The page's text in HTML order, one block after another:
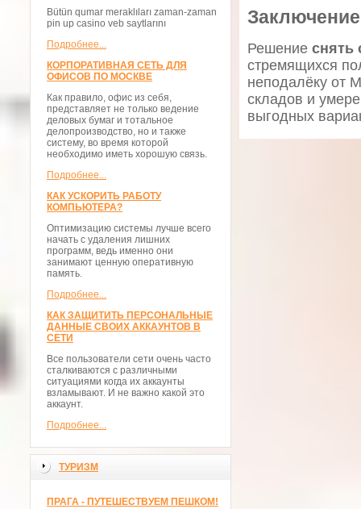
Bütün qumar meraklıları zaman-zaman
pin up casino veb saytlarını
Подробнее...
КОРПОРАТИВНАЯ СЕТЬ ДЛЯ
ОФИСОВ ПО МОСКВЕ
Как правило, офис из себя,
представляет не только ведение
деловых бумаг и тотальное
делопроизводство, но и также
систему, во время которой
необходимо иметь хорошую связь.
Подробнее...
КАК УСКОРИТЬ РАБОТУ
КОМПЬЮТЕРА?
Оптимизацию системы лучше всего
начать с удаления лишних
программ, ведь именно они
занимают ценную оперативную
память.
Подробнее...
КАК ЗАЩИТИТЬ ПЕРСОНАЛЬНЫЕ
ДАННЫЕ СВОИХ АККАУНТОВ В
СЕТИ
Все пользователи сети очень часто
сталкиваются с различными
ситуациями когда их аккаунты
взламывают. И не важно какой это
аккаунт.
Подробнее...
ТУРИЗМ
ПРАГА - ПУТЕШЕСТВУЕМ ПЕШКОМ!
Заключение
Решение снять
стремящихся
неподалёку от
складов и
выгодных